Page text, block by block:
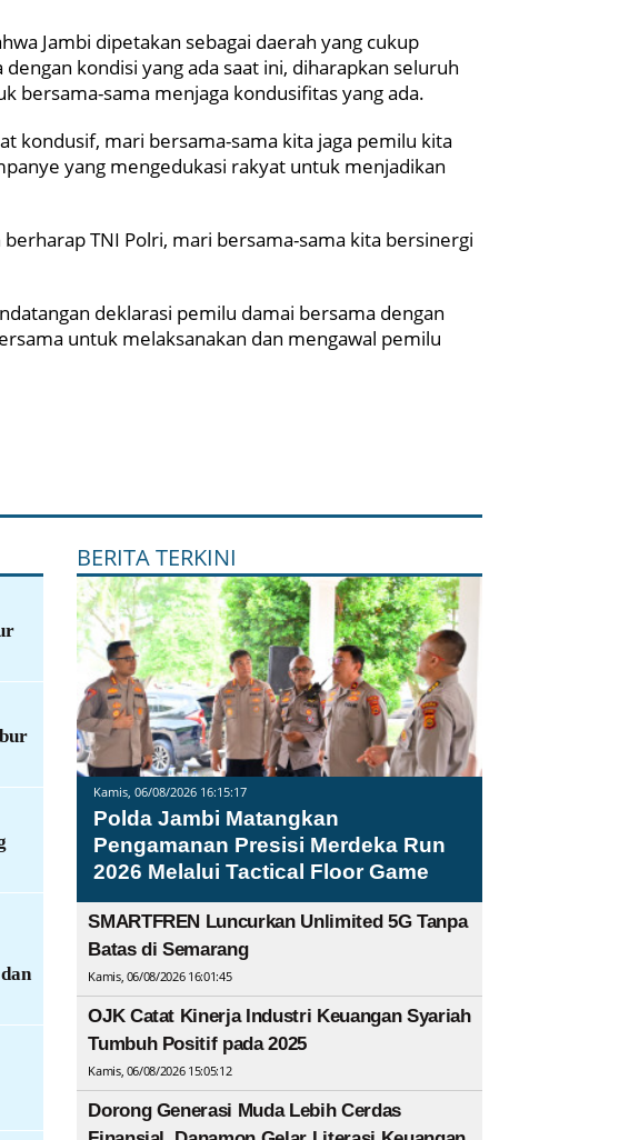
Jambi dipetakan sebagai daerah yang cukup
kondisi yang ada saat ini, diharapkan seluruh
bersama-sama menjaga kondusifitas yang ada.
kondusif, mari bersama-sama kita jaga pemilu kita
yang mengedukasi rakyat untuk menjadikan
TNI Polri, mari bersama-sama kita bersinergi
deklarasi pemilu damai bersama dengan
untuk melaksanakan dan mengawal pemilu
BERITA TERKINI
Kamis, 06/08/2026 16:15:17
Polda Jambi Matangkan
Pengamanan Presisi Merdeka Run
2026 Melalui Tactical Floor Game
SMARTFREN Luncurkan Unlimited 5G Tanpa
Batas di Semarang
Kamis, 06/08/2026 16:01:45
OJK Catat Kinerja Industri Keuangan Syariah
Tumbuh Positif pada 2025
Kamis, 06/08/2026 15:05:12
Dorong Generasi Muda Lebih Cerdas